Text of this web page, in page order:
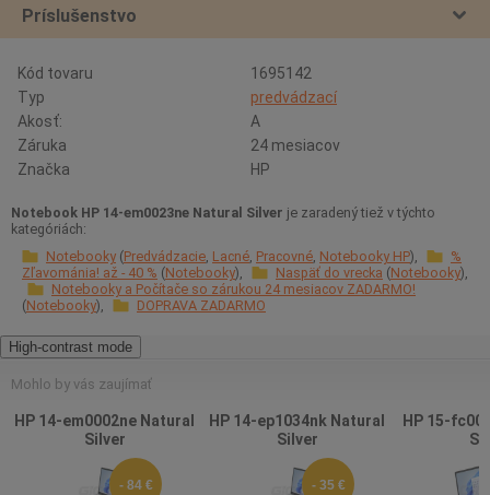
Príslušenstvo
Kód tovaru
1695142
Typ
predvádzací
Akosť:
A
Záruka
24 mesiacov
Značka
HP
Notebook HP 14-em0023ne Natural Silver je zaradený tiež v týchto
kategóriách:
Notebooky Predvádzacie Lacné Pracovné Notebooky HP
%
Zľavománia! až - 40 % Notebooky Naspäť do vrecka Notebooky
Notebooky a Počítače so zárukou 24 mesiacov ZADARMO!
Notebooky
DOPRAVA ZADARMO
High-contrast mode
Mohlo by vás zaujímať
HP 14-em0002ne Natural
Silver
- 84 €
HP 14-ep1034nk Natural
Silver
- 35 €
HP 15-